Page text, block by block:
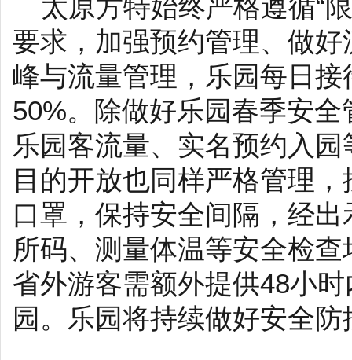
太原方特始终严格遵循“
要求，加强预约管理、做
峰与流量管理，乐园每日
50%。除做好乐园春季安
乐园客流量、实名预约入
目的开放也同样严格管理
口罩，保持安全间隔，经
所码、测量体温等安全检
省外游客需额外提供48小
园。乐园将持续做好安全